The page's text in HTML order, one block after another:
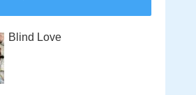
Blind Love